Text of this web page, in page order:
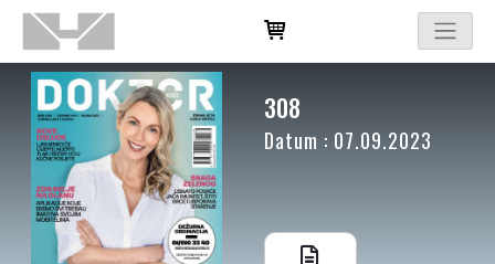
308
Datum : 07.09.2023